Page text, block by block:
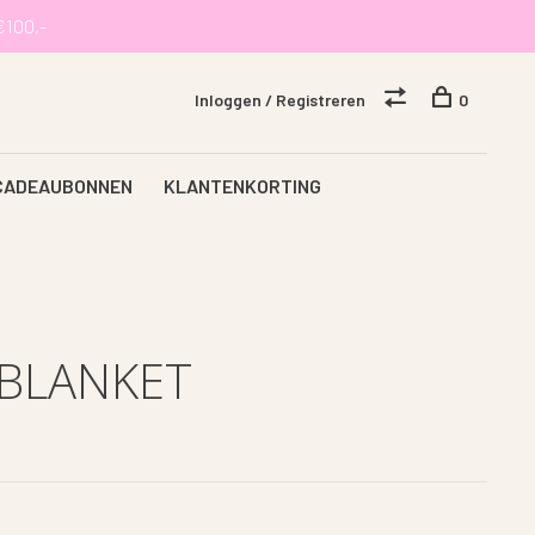
KLANTENKORTING
Inloggen / Registreren 0